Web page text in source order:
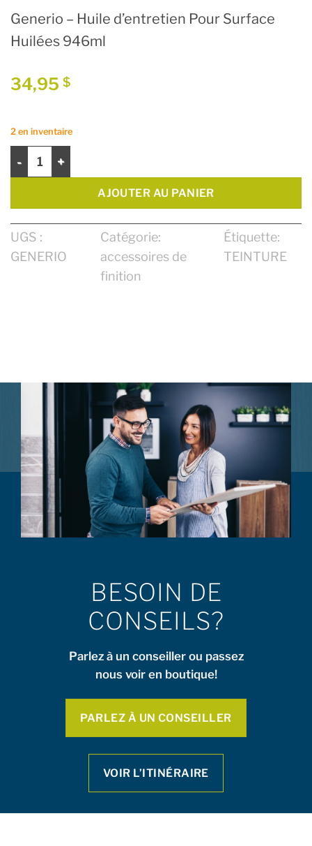
Generio – Huile d’entretien Pour Surface
Huilées 946ml
34,95 $
2 en inventaire
AJOUTER AU PANIER
UGS :
GENERIO
Catégorie:
accessoires de
finition
Étiquette:
TEINTURE
BESOIN DE
CONSEILS?
Parlez à un conseiller ou passez
nous voir en boutique!
PARLEZ À UN CONSEILLER
VOIR L’ITINÉRAIRE